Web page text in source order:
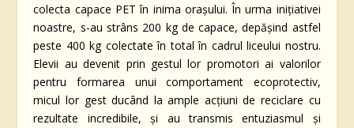
colecta capace PET în inima orașului. În urma inițiativei
noastre, s-au strâns 200 kg de capace, depășind astfel
peste 400 kg colectate în total în cadrul liceului nostru.
Elevii au devenit prin gestul lor promotori ai valorilor
pentru formarea unui comportament ecoprotectiv,
micul lor gest ducând la ample acțiuni de reciclare cu
rezultate incredibile, și au transmis entuziasmul și